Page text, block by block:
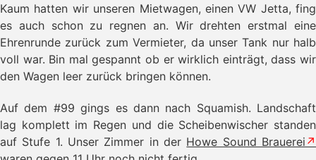
Kaum hatten wir unseren Mietwagen, einen VW Jetta, fing
es auch schon zu regnen an. Wir drehten erstmal eine
Ehrenrunde zurück zum Vermieter, da unser Tank nur halb
voll war. Bin mal gespannt ob er wirklich einträgt, dass wir
den Wagen leer zurück bringen können.
Auf dem #99 gings es dann nach Squamish. Landschaft
lag komplett im Regen und die Scheibenwischer standen
auf Stufe 1. Unser Zimmer in der Howe Sound Brauerei